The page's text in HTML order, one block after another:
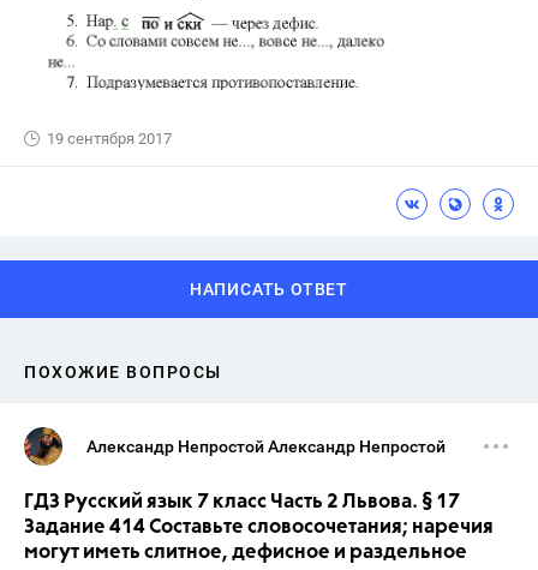
19 сентября 2017
НАПИСАТЬ ОТВЕТ
ПОХОЖИЕ ВОПРОСЫ
Александр Непростой Александр Непростой
ГДЗ Русский язык 7 класс Часть 2 Львова. § 17
Задание 414 Составьте словосочетания; наречия
могут иметь слитное, дефисное и раздельное